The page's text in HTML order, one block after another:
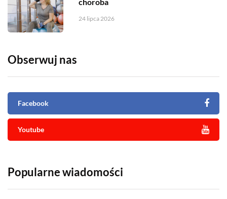
24 lipca 2026
Obserwuj nas
Facebook
Youtube
Popularne wiadomości